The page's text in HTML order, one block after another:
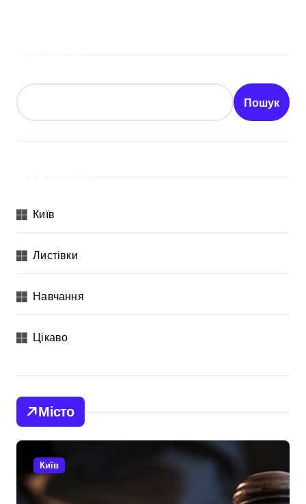
Пошук
Київ
Листівки
Навчання
Цікаво
Місто
Київ